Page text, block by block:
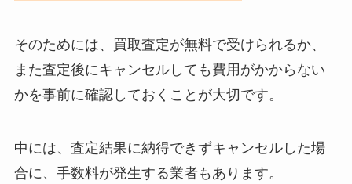
そのためには、買取査定が無料で受けられるか、
また査定後にキャンセルしても費用がかからない
かを事前に確認しておくことが大切です。
中には、査定結果に納得できずキャンセルした場
合に、手数料が発生する業者もあります。